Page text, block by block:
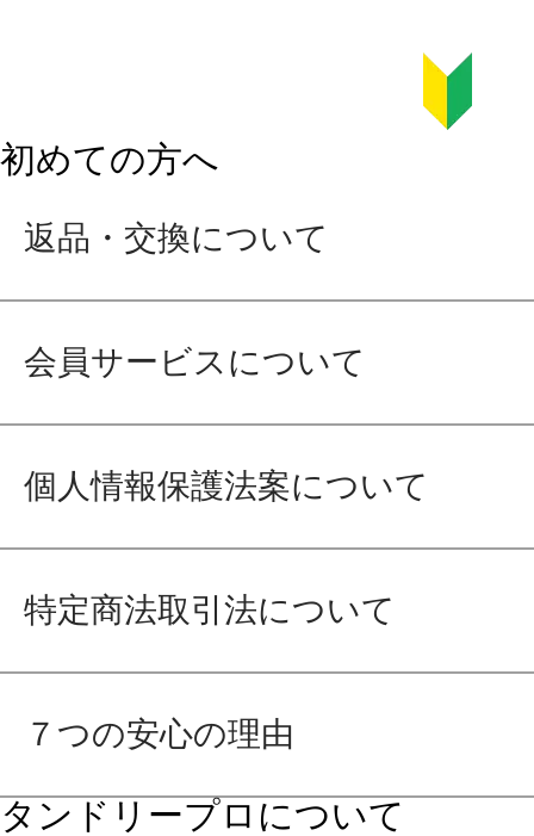
初めての方へ
返品・交換について
会員サービスについて
個人情報保護法案について
特定商法取引法について
７つの安心の理由
タンドリープロについて